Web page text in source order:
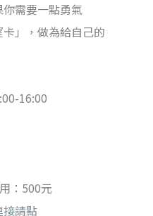
需要一點勇氣
」，做為給自己的
16:00
：500元
接請點